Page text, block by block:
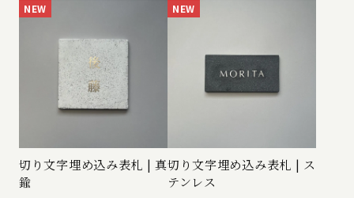
NEW
切り文字埋め込み表札 | 真
鍮
NEW
切り文字埋め込み表札 | ス
テンレス